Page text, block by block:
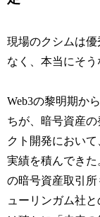
現場のクシムは
なく、本当にそう
Web3の黎明期か
ちが、暗号資産
クト開発におい
実績を積んでき
の暗号資産取引
ューリンガム社